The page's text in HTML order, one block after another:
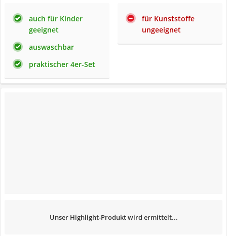
auch für Kinder
geeignet
auswaschbar
praktischer 4er-Set
für Kunststoffe
ungeeignet
Unser Highlight-Produkt wird ermittelt...